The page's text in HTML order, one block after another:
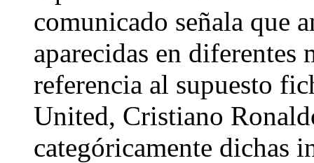
comunicado señala que
aparecidas en diferentes
referencia al supuesto
United, Cristiano
categóricamente dichas